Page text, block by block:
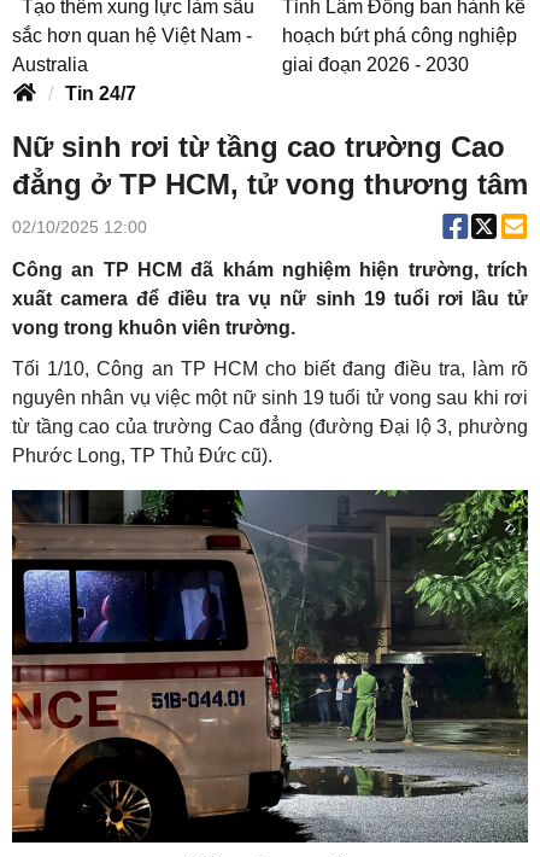
Tạo thêm xung lực làm sâu
sắc hơn quan hệ Việt Nam -
Australia
Tỉnh Lâm Đồng ban hành kế
hoạch bứt phá công nghiệp
giai đoạn 2026 - 2030
Tin 24/7
Nữ sinh rơi từ tầng cao trường Cao
đẳng ở TP HCM, tử vong thương tâm
02/10/2025 12:00
Công an TP HCM đã khám nghiệm hiện trường, trích
xuất camera để điều tra vụ nữ sinh 19 tuổi rơi lầu tử
vong trong khuôn viên trường.
Tối 1/10, Công an TP HCM cho biết đang điều tra, làm rõ
nguyên nhân vụ việc một nữ sinh 19 tuổi tử vong sau khi rơi
từ tầng cao của trường Cao đẳng (đường Đại lộ 3, phường
Phước Long, TP Thủ Đức cũ).